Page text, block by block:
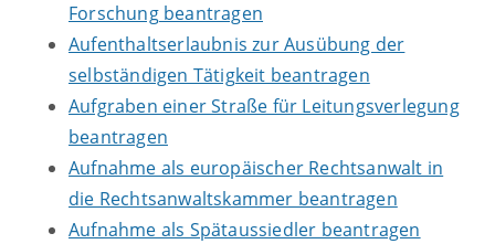
Forschung beantragen
Aufenthaltserlaubnis zur Ausübung der
selbständigen Tätigkeit beantragen
Aufgraben einer Straße für Leitungsverlegung
beantragen
Aufnahme als europäischer Rechtsanwalt in
die Rechtsanwaltskammer beantragen
Aufnahme als Spätaussiedler beantragen